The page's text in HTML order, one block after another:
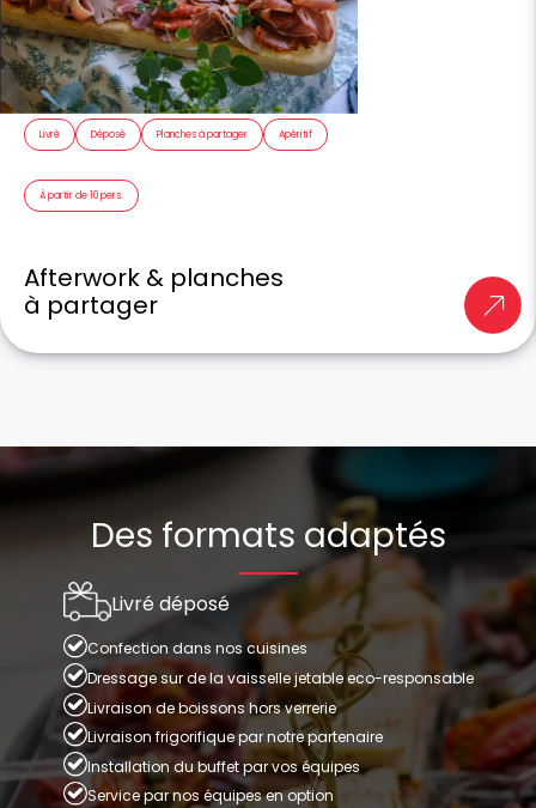
Livré Déposé Planches à partager Apéritif
À partir de 10 pers.
Afterwork & planches
à partager
Des formats adaptés
Livré déposé
Confection dans nos cuisines
Dressage sur de la vaisselle jetable eco-responsable
Livraison de boissons hors verrerie
Livraison frigorifique par notre partenaire
Installation du buffet par vos équipes
Service par nos équipes en option